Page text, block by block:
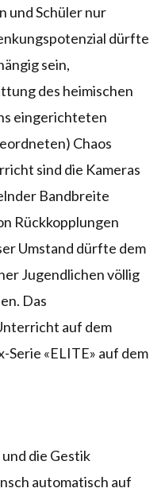
und Schüler nur
dürfte
sein,
des heimischen
eingerichteten
Chaos
sind die Kameras
Bandbreite
Rückkopplungen
Umstand dürfte dem
Jugendlichen völlig
Das
auf dem
«ELITE» auf dem
die Gestik
automatisch auf